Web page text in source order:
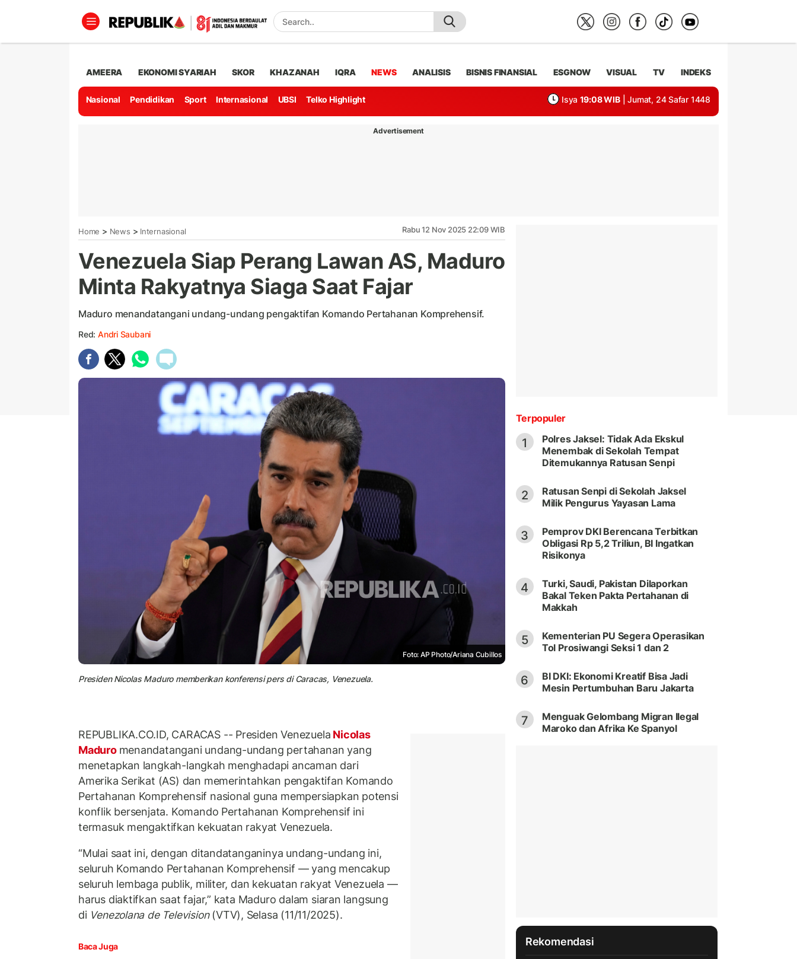
AMEERA EKONOMI SYARIAH SKOR KHAZANAH IQRA NEWS ANALISIS BISNIS FINANSIAL ESGNOW VISUAL TV INDEKS
Nasional Pendidikan Sport Internasional UBSI Telko Highlight Isya 19:08 WIB | Jumat, 24 Safar 1448
Advertisement
Home > News > Internasional Rabu 12 Nov 2025 22:09 WIB
Venezuela Siap Perang Lawan AS, Maduro
Minta Rakyatnya Siaga Saat Fajar
Maduro menandatangani undang-undang pengaktifan Komando Pertahanan Komprehensif.
Red: Andri Saubani
Foto: AP Photo/Ariana Cubillos
Presiden Nicolas Maduro memberikan konferensi pers di Caracas, Venezuela.
REPUBLIKA.CO.ID, CARACAS -- Presiden Venezuela Nicolas
Maduro menandatangani undang-undang pertahanan yang
menetapkan langkah-langkah menghadapi ancaman dari
Amerika Serikat (AS) dan memerintahkan pengaktifan Komando
Pertahanan Komprehensif nasional guna mempersiapkan potensi
konflik bersenjata. Komando Pertahanan Komprehensif ini
termasuk mengaktifkan kekuatan rakyat Venezuela.
“Mulai saat ini, dengan ditandatanganinya undang-undang ini,
seluruh Komando Pertahanan Komprehensif — yang mencakup
seluruh lembaga publik, militer, dan kekuatan rakyat Venezuela —
harus diaktifkan saat fajar,” kata Maduro dalam siaran langsung
di Venezolana de Television(VTV), Selasa (11/11/2025).
Baca Juga
Terpopuler
1
Polres Jaksel: Tidak Ada Ekskul
Menembak di Sekolah Tempat
Ditemukannya Ratusan Senpi
2
Ratusan Senpi di Sekolah Jaksel
Milik Pengurus Yayasan Lama
3
Pemprov DKI Berencana Terbitkan
Obligasi Rp 5,2 Triliun, BI Ingatkan
Risikonya
4
Turki, Saudi, Pakistan Dilaporkan
Bakal Teken Pakta Pertahanan di
Makkah
5
Kementerian PU Segera Operasikan
Tol Prosiwangi Seksi 1 dan 2
6
BI DKI: Ekonomi Kreatif Bisa Jadi
Mesin Pertumbuhan Baru Jakarta
7
Menguak Gelombang Migran Ilegal
Maroko dan Afrika Ke Spanyol
Rekomendasi